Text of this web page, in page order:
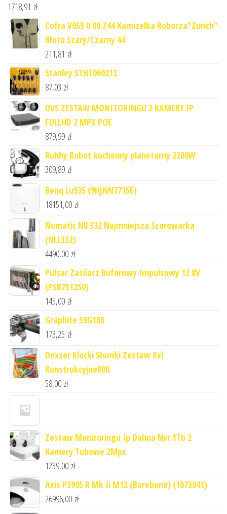
1718,91 zł
Cofra V055 0 00.Z44 Kamizelka Robocza"Zurich"
Błoto Szary/Czarny 44
211,81 zł
Stanley STHT060212
87,03 zł
DVS ZESTAW MONITORINGU 2 KAMERY IP
FULLHD 2 MPX POE
879,99 zł
Ruhhy Robot kuchenny planetarny 2200W
309,89 zł
Benq Lu935 (9HJNN7715E)
18151,00 zł
Numatic Nll 332 Najmniejsza Szorowarka
(NLL332)
4490,00 zł
Pulsar Zasilacz Buforowy Impulsowy 13 8V
(PSB751250)
145,00 zł
Graphite 59G186
173,25 zł
Dexxer Klocki Słomki Zestaw Xxl
Konstrukcyjne800
58,00 zł
Zestaw Monitoringu Ip Dahua Nvr 1Tb 2
Kamery Tubowe 2Mpx
1239,00 zł
Axis P3905 R Mk Ii M12 (Barebone) (1073041)
26996,00 zł